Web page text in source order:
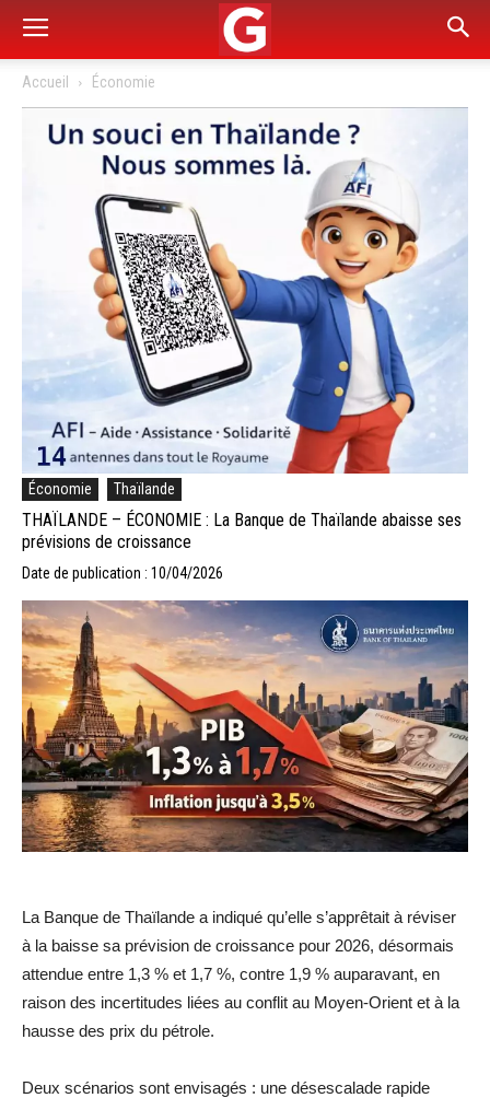
Accueil Économie
Économie Thaïlande
THAÏLANDE – ÉCONOMIE : La Banque de Thaïlande abaisse ses
prévisions de croissance
Date de publication : 10/04/2026
La Banque de Thaïlande a indiqué qu’elle s’apprêtait à réviser
à la baisse sa prévision de croissance pour 2026, désormais
attendue entre 1,3 % et 1,7 %, contre 1,9 % auparavant, en
raison des incertitudes liées au conflit au Moyen-Orient et à la
hausse des prix du pétrole.
Deux scénarios sont envisagés : une désescalade rapide